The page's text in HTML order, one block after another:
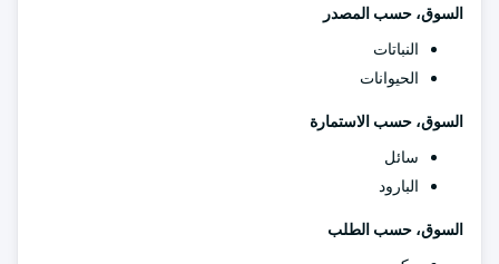
السوق، حسب المصدر
النباتات
الحيوانات
السوق، حسب الاستمارة
سائل
البارود
السوق، حسب الطلب